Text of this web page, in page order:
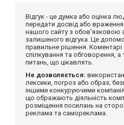
Відгук - це думка або оцінка
передати досвід або
нашого сайту з обов'язковою
залишеного відгука. Це
правильне рішення. Коментарі
спілкування та обговорення,
питань, що цікавлять.
Не дозволяється:
лексики, погроз або образ;
іншими конкуруючими
що ображають діяльність
розміщення посилань на
реклама та самореклама.